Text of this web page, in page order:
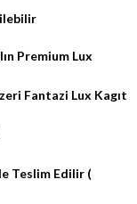
Premium Lux
Fantazi Lux Kagıt
Teslim Edilir (